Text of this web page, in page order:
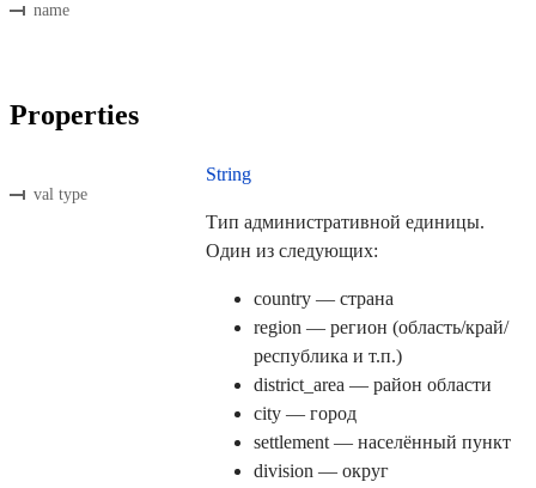
name
Properties
val type
String
Тип административной единицы.
Один из следующих:
country — страна
region — регион (область/край/
республика и т.п.)
district_area — район области
city — город
settlement — населённый пункт
division — округ